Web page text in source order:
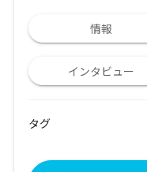
情報
インタビュー
タグ